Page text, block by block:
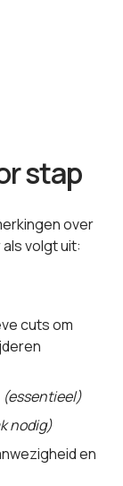
stap
over
volgt uit:
cuts om
(essentieel)
nodig)
en